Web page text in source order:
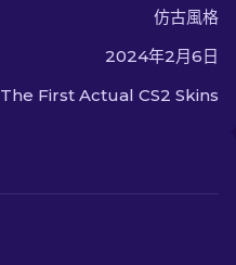
仿古風格
2024年2月6日
The First Actual CS2 Skins